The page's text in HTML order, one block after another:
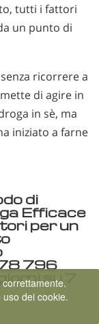
tutti i fattori
un punto di
ricorrere a
di agire in
in sè, ma
iniziato a farne
di
Efficace
per un
796
su 7
dei cookie.